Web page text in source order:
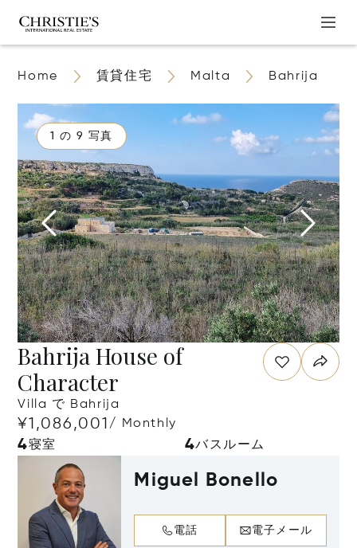
Home 賃貸住宅 Malta Bahrija
1 の 9 写真
Bahrija House of
Character
Villa で Bahrija
¥1,086,001/ Monthly
4寝室 4バスルーム
Miguel Bonello
電話 電子メール